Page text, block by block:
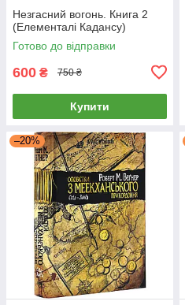
Незгасний вогонь. Книга 2
(Елементалі Кадансу)
Готово до відправки
600 ₴ 750 ₴
Купити
–20%